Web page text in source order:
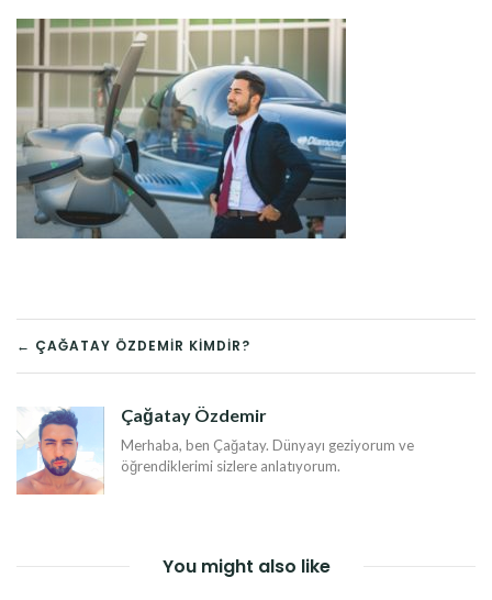
YAZI
DOLAŞIMI
← ÇAĞATAY ÖZDEMIR KIMDIR?
Çağatay Özdemir
Merhaba, ben Çağatay. Dünyayı geziyorum ve
öğrendiklerimi sizlere anlatıyorum.
You might also like